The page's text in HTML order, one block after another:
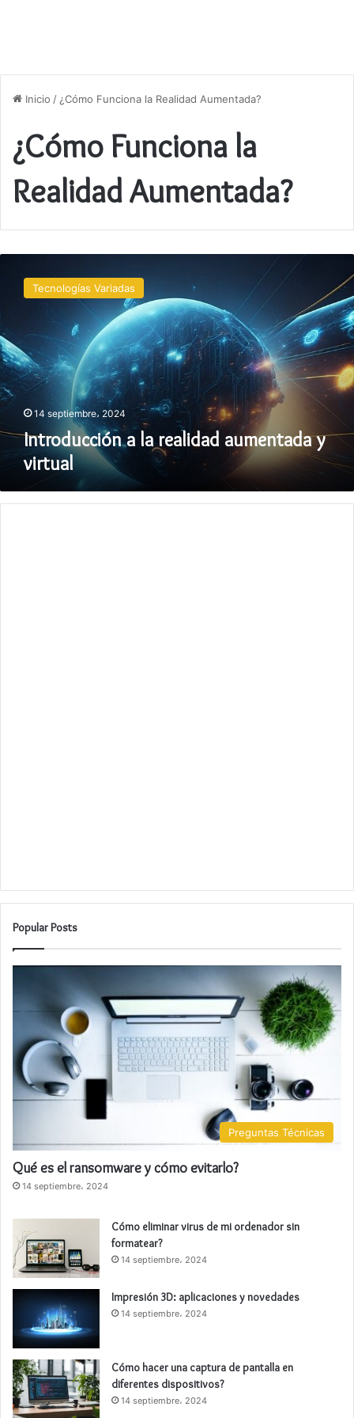
Inicio / ¿Cómo Funciona la Realidad Aumentada?
¿Cómo Funciona la
Realidad Aumentada?
y
virtual
Tecnologías Variadas
14 septiembre، 2024
Introducción a la realidad aumentada y
virtual
Popular Posts
Preguntas Técnicas
Qué es el ransomware y cómo evitarlo?
14 septiembre، 2024
Cómo eliminar virus de mi ordenador sin
formatear?
14 septiembre، 2024
Impresión 3D: aplicaciones y novedades
14 septiembre، 2024
Cómo hacer una captura de pantalla en
diferentes dispositivos?
14 septiembre، 2024